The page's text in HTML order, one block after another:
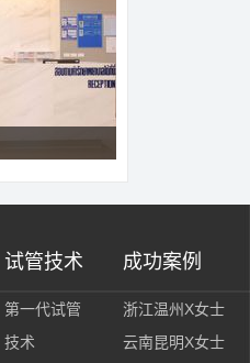
试管技术
第一代试管
技术
成功案例
浙江温州X女士
云南昆明X女士